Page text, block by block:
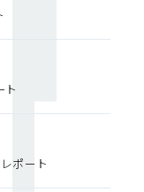
ト
ポート